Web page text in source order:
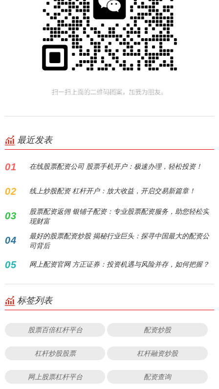
最近发表
01 在线股票配资公司 股票手机开户：极速办理，轻松投资！
02 线上炒股配资 杠杆开户：放大收益，开启交易新篇章！
03
股票配资返佣 银铺子配资：专业股票配资服务，助您轻松实
现财富
04
最好的股票配资炒股 揭秘行业巨头：探寻中国最大的配资公
司背后
05 网上配资官网 方正证券：投资机遇与风险并存，如何把握？
标签列表
股票百倍杠杆平台 配资炒股
杠杆炒股股票 杠杆融资炒股
网上股票杠杆平台 配资查询